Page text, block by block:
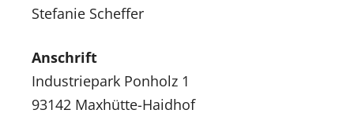
Stefanie Scheffer
Anschrift
Industriepark Ponholz 1
93142 Maxhütte-Haidhof